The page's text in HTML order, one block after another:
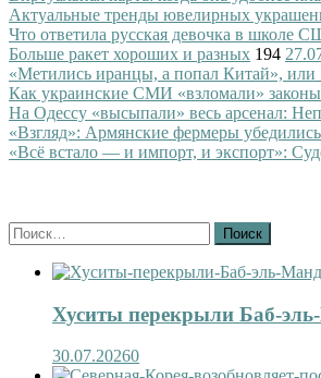
Актуальные тренды ювелирных
Что ответила русская девочка в школе
Больше ракет хороших и разных 194
«Метились иранцы, а попал Китай», или
Как украинские СМИ «взломали»
На Одессу «высыпали» весь арсенал:
«Взгляд»: Армянские фермеры
«Всё встало — и импорт, и экспорт»:
Найти:
Хуситы перекрыли Баб-
30.07.20260